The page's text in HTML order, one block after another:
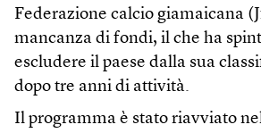
Federazione calcio giamaicana
mancanza di fondi, il che ha
escludere il paese dalla sua
dopo tre anni di attività.
Il programma è stato riavviato